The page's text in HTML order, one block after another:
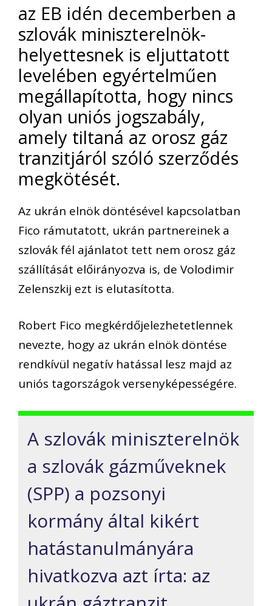
az EB idén decemberben a
szlovák miniszterelnök-
helyettesnek is eljuttatott
levelében egyértelműen
megállapította, hogy nincs
olyan uniós jogszabály,
amely tiltaná az orosz gáz
tranzitjáról szóló szerződés
megkötését.
Az ukrán elnök döntésével kapcsolatban
Fico rámutatott, ukrán partnereinek a
szlovák fél ajánlatot tett nem orosz gáz
szállítását előirányozva is, de Volodimir
Zelenszkij ezt is elutasította.
Robert Fico megkérdőjelezhetetlennek
nevezte, hogy az ukrán elnök döntése
rendkívül negatív hatással lesz majd az
uniós tagországok versenyképességére.
A szlovák miniszterelnök
a szlovák gázműveknek
(SPP) a pozsonyi
kormány által kikért
hatástanulmányára
hivatkozva azt írta: az